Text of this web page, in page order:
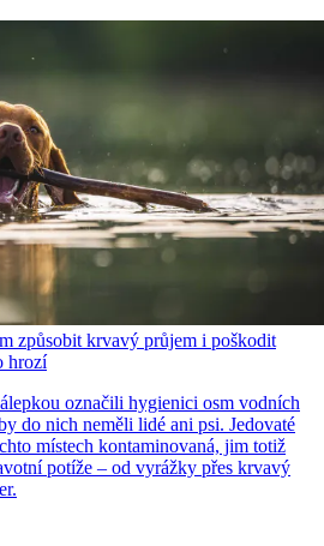
způsobit krvavý průjem i poškodit
hrozí
označili hygienici osm vodních
do nich neměli lidé ani psi. Jedovaté
místech kontaminovaná, jim totiž
potíže – od vyrážky přes krvavý